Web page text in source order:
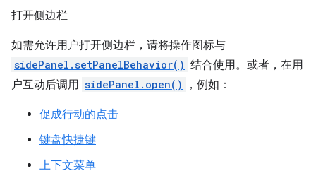
打开侧边栏
如需允许用户打开侧边栏，请将操作图标与
sidePanel.setPanelBehavior() 结合使用。或者，在用
户互动后调用 sidePanel.open() ，例如：
促成行动的点击
键盘快捷键
上下文菜单